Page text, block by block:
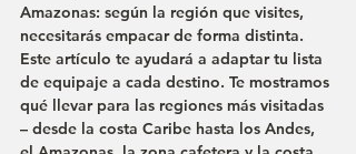
Amazonas: según la región que visites,
necesitarás empacar de forma distinta.
Este artículo te ayudará a adaptar tu lista
de equipaje a cada destino. Te mostramos
qué llevar para las regiones más visitadas
– desde la costa Caribe hasta los Andes,